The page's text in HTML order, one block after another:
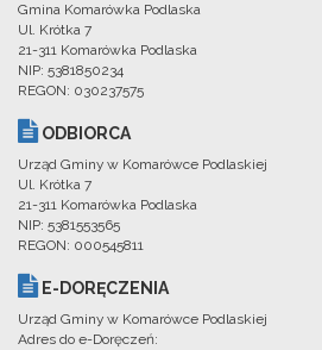
Gmina Komarówka Podlaska
Ul. Krótka 7
21-311 Komarówka Podlaska
NIP: 5381850234
REGON: 030237575
ODBIORCA
Urząd Gminy w Komarówce Podlaskiej
Ul. Krótka 7
21-311 Komarówka Podlaska
NIP: 5381553565
REGON: 000545811
E-DORĘCZENIA
Urząd Gminy w Komarówce Podlaskiej
Adres do e-Doręczeń: